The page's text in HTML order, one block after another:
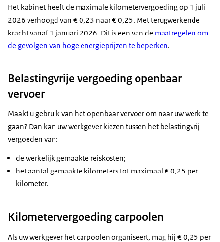
Het kabinet heeft de maximale kilometervergoeding op 1 juli
2026 verhoogd van € 0,23 naar € 0,25. Met terugwerkende
kracht vanaf 1 januari 2026. Dit is een van de maatregelen om
de gevolgen van hoge energieprijzen te beperken.
Belastingvrije vergoeding openbaar
vervoer
Maakt u gebruik van het openbaar vervoer om naar uw werk te
gaan? Dan kan uw werkgever kiezen tussen het belastingvrij
vergoeden van:
de werkelijk gemaakte reiskosten;
het aantal gemaakte kilometers tot maximaal € 0,25 per
kilometer.
Kilometervergoeding carpoolen
Als uw werkgever het carpoolen organiseert, mag hij € 0,25 per